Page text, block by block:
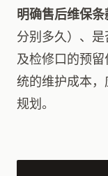
明确售后维保条
分别多久）、
及检修口的预
统的维护成本
规划。